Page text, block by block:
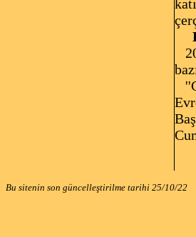
Bu sitenin son güncelleştirilme tarihi 25/10/22